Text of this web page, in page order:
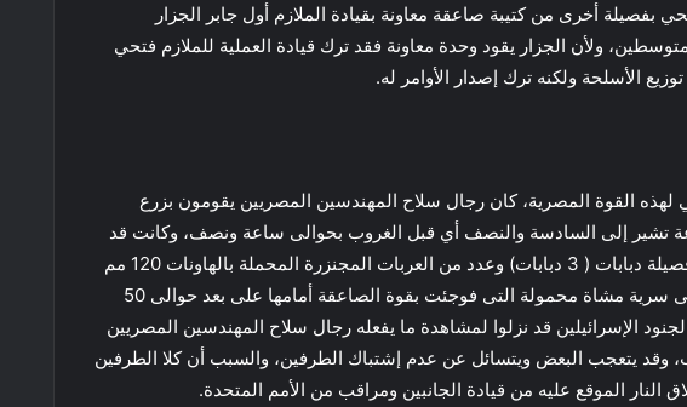
بفصيلة أخرى من كتيبة صاعقة معاونة بقيادة الملازم أول جابر الجزار
ولأن الجزار يقود وحدة معاونة فقد ترك قيادة العملية للملازم فتحي
الأسلحة ولكنه ترك إصدار الأوامر له.
القوة المصرية، كان رجال سلاح المهندسين المصريين يقومون بزرع
تشير إلى السادسة والنصف أي قبل الغروب بحوالى ساعة ونصف، وكانت قد
وصلت القوة الإسرائيلية المكونة من فصيلة دبابات ( 3 دبابات) وعدد من العربات المجنزرة المحملة بالهاونات 120 مم
والرشاشات نصف البوصة بالإضافة إلى سرية مشاة محمولة التى فوجئت بقوة الصاعقة أمامها على بعد حوالى 50
الإسرائيلين قد نزلوا لمشاهدة ما يفعله رجال سلاح المهندسين المصريين
وقد يتعجب البعض ويتسائل عن عدم إشتباك الطرفين، والسبب أن كلا الطرفين
النار الموقع عليه من قيادة الجانبين ومراقب من الأمم المتحدة.